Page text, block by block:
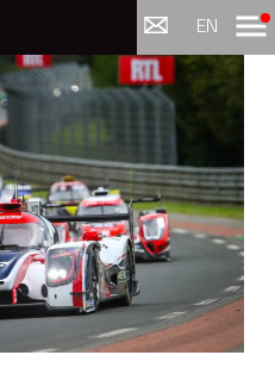
EN Menu